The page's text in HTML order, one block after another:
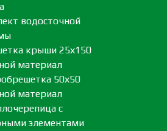
водосточной
крыши 25х150
материал
50х50
материал
с
элементами